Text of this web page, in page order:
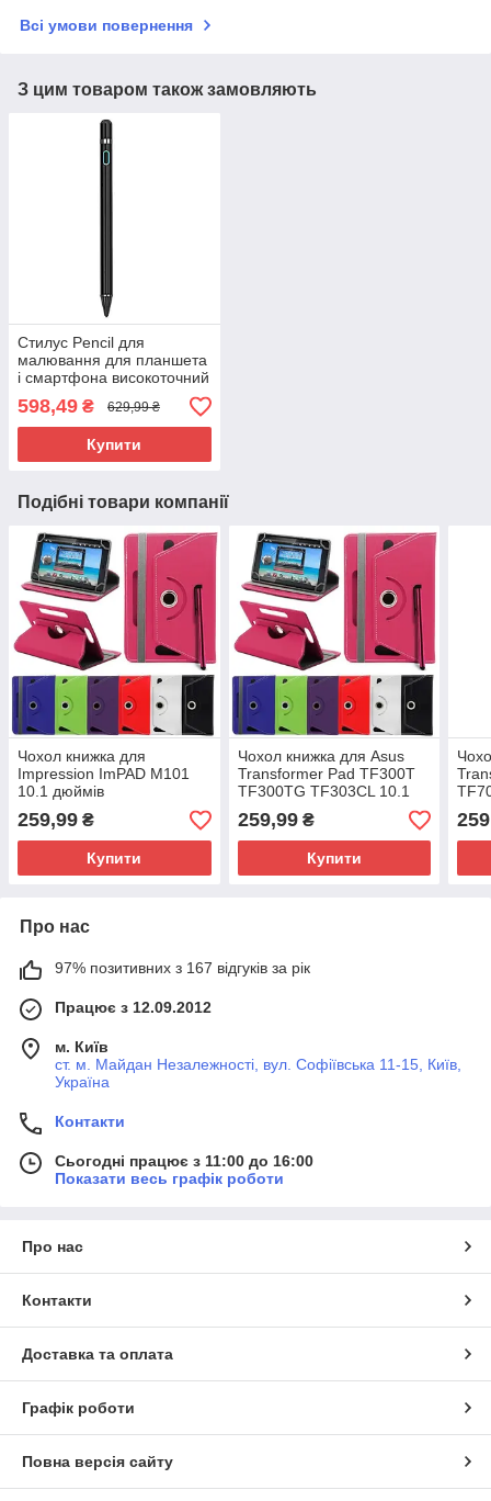
Всі умови повернення
З цим товаром також замовляють
Стилус Pencil для
малювання для планшета
і смартфона високоточний
598,49 ₴ 629,99 ₴
Купити
Подібні товари компанії
Чохол книжка для
Impression ImPAD M101
10.1 дюймів
259,99 ₴
Купити
Чохол книжка для Asus
Transformer Pad TF300T
TF300TG TF303CL 10.1
259,99₴
Купити
Про нас
97% позитивних з 167 відгуків за рік
Працює з 12.09.2012
м. Київ
ст. м. Майдан Незалежності, вул. Софіївська 11-15, Київ,
Україна
Контакти
Сьогодні працює з 11:00 до 16:00
Показати весь графік роботи
Про нас
Контакти
Доставка та оплата
Графік роботи
Повна версія сайту